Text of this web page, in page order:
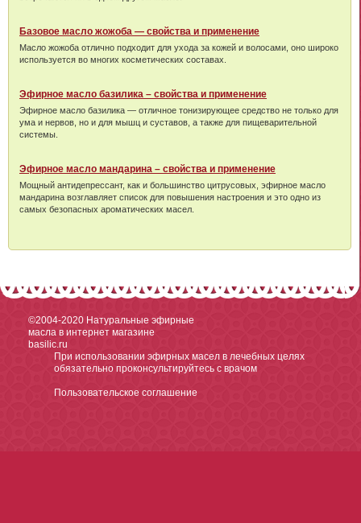
Базовое масло жожоба — свойства и применение
Масло жожоба отлично подходит для ухода за кожей и волосами, оно широко
используется во многих косметических составах.
Эфирное масло базилика – свойства и применение
Эфирное масло базилика — отличное тонизирующее средство не только для
ума и нервов, но и для мышц и суставов, а также для пищеварительной
системы.
Эфирное масло мандарина – свойства и применение
Мощный антидепрессант, как и большинство цитрусовых, эфирное масло
мандарина возглавляет список для повышения настроения и это одно из
самых безопасных ароматических масел.
©2004-2020 Натуральные эфирные
масла в интернет магазине
basilic.ru
При использовании эфирных масел в лечебных целях
обязательно проконсультируйтесь с врачом
Пользовательское соглашение